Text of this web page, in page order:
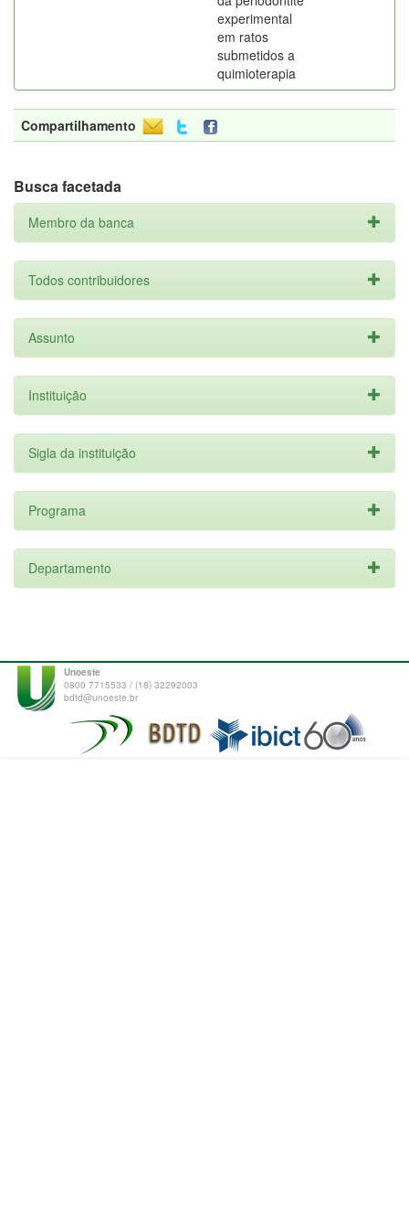
experimental
em ratos
submetidos a
quimioterapia
Compartilhamento
Busca facetada
Membro da banca
Todos contribuidores
Assunto
Instituição
Sigla da instituição
Programa
Departamento
Unoeste
0800 7715533 / (18) 32292003
bdtd@unoeste.br